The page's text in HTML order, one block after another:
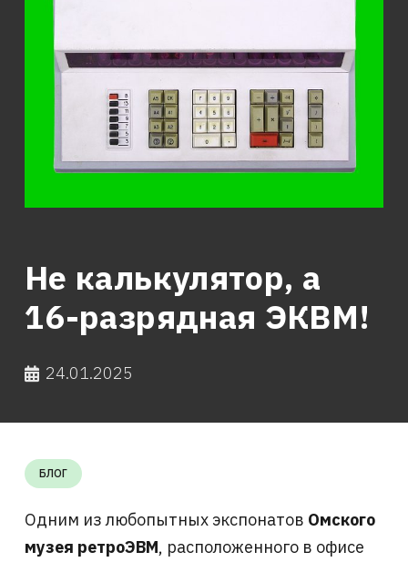
Не калькулятор, а
16-разрядная ЭКВМ!
24.01.2025
БЛОГ
Одним из любопытных экспонатов Омского
музея ретроЭВМ, расположенного в офисе